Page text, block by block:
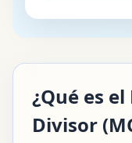
¿Qué es
Divisor